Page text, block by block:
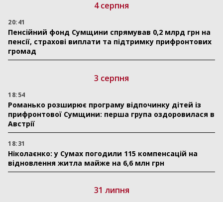
4 серпня
20:41
Пенсійний фонд Сумщини спрямував 0,2 млрд грн на
пенсії, страхові виплати та підтримку прифронтових
громад
3 серпня
18:54
Романько розширює програму відпочинку дітей із
прифронтової Сумщини: перша група оздоровилася в
Австрії
18:31
Ніколаєнко: у Сумах погодили 115 компенсацій на
відновлення житла майже на 6,6 млн грн
31 липня